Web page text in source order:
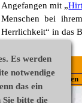
Es werden
notwendige
das ein
bitte die
Angefangen mit „
Menschen bei
Herrlichkeit“ in das
Widerrufsrecht
Vertrag widerrufen